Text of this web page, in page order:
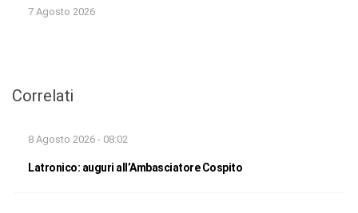
7 Agosto 2026
Correlati
8 Agosto 2026 - 08:02
Latronico: auguri all’Ambasciatore Cospito